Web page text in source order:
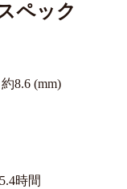
ペック
8.6 (mm)
時間